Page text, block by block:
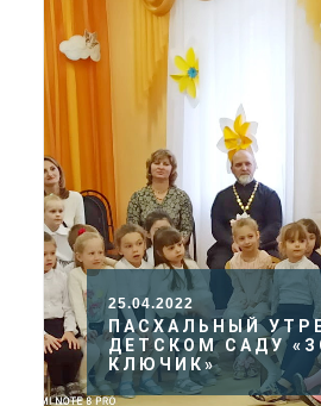
25.04.2022
ПАСХАЛЬНЫЙ
ДЕТСКОМ САДУ
КЛЮЧИК»